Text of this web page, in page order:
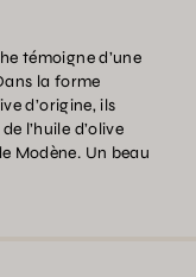
témoigne d’une
la forme
d’origine, ils
l’huile d’olive
Modène. Un beau